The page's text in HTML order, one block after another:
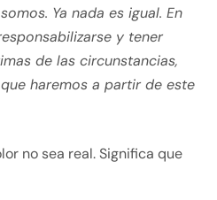
Ya nada es igual. En
y tener
de las circunstancias,
haremos a partir de este
no sea real. Significa que